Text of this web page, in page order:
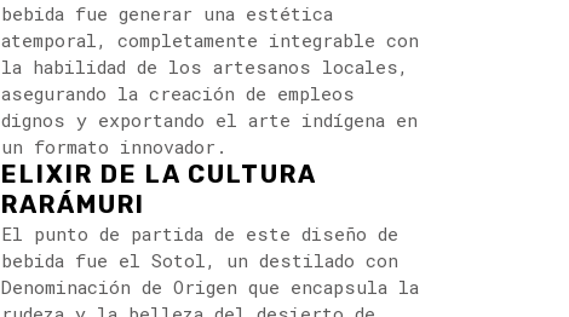
bebida fue generar una estética
atemporal, completamente integrable con
la habilidad de los artesanos locales,
asegurando la creación de empleos
dignos y exportando el arte indígena en
un formato innovador.
ELIXIR DE LA CULTURA
RARÁMURI
El punto de partida de este diseño de
bebida fue el Sotol, un destilado con
Denominación de Origen que encapsula la